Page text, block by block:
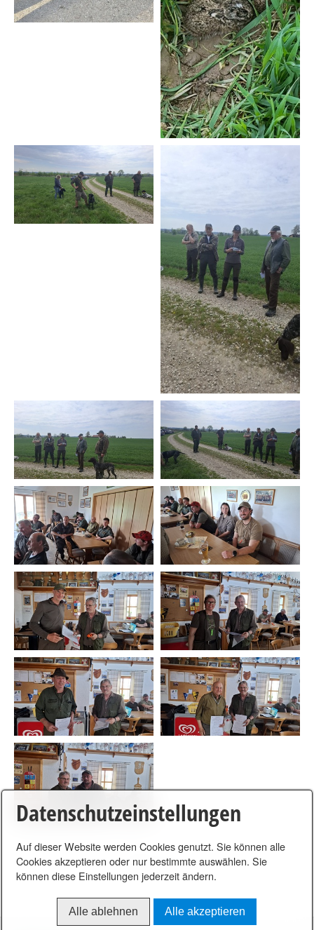
Zurück
Seite1von 2 Weiter
Datenschutzeinstellungen
Auf dieser Website werden Cookies genutzt. Sie können alle
Cookies akzeptieren oder nur bestimmte auswählen. Sie
können diese Einstellungen jederzeit ändern.
Alle ablehnen Alle akzeptieren